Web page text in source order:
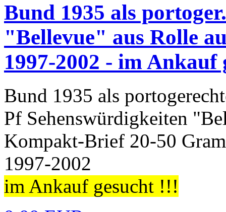
Bund 1935 als
"Bellevue" aus Rolle
1997-2002 - im Ankauf
Bund 1935 als
Pf Sehenswürdigkeiten
Kompakt-Brief 20-50
1997-2002
im Ankauf gesucht !!!